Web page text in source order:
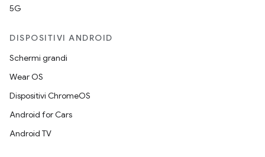
5G
DISPOSITIVI ANDROID
Schermi grandi
Wear OS
Dispositivi ChromeOS
Android for Cars
Android TV